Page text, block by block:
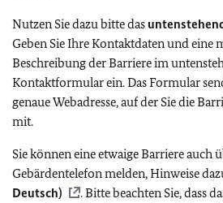
Nutzen Sie dazu bitte das
Geben Sie Ihre Kontaktdaten und eine
Beschreibung der Barriere im
Kontaktformular ein. Das Formular
genaue Webadresse, auf der Sie die
mit.
Sie können eine etwaige Barriere auch
Gebärdentelefon melden, Hinweise
Deutsch)
. Bitte beachten Sie, dass